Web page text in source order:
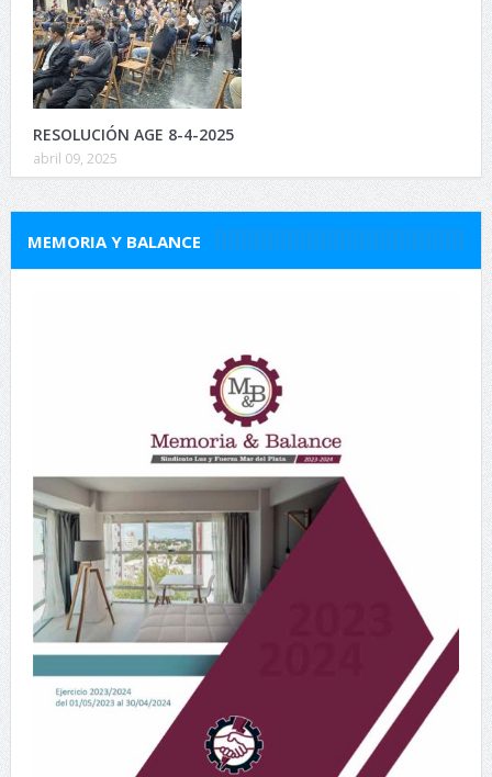
RESOLUCIÓN AGE 8-4-2025
abril 09, 2025
MEMORIA Y BALANCE